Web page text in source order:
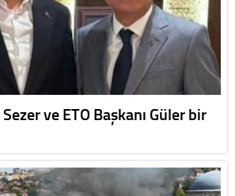
ve ETO Başkanı Güler bir